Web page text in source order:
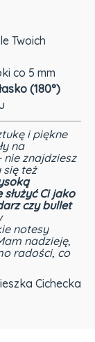
Twoich
co 5 mm
(180°)
i piękne
na
znajdziesz
się też
Ci jako
czy bullet
notesy
nadzieję,
radości, co
Cichecka